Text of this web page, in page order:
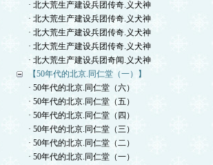
· 北大荒生产建设兵团传奇.义犬神
· 北大荒生产建设兵团传奇.义犬神
· 北大荒生产建设兵团传奇.义犬神
· 北大荒生产建设兵团传奇.义犬神
· 北大荒生产建设兵团奇闻.义犬神
【50年代的北京.同仁堂（一）】
· 50年代的北京.同仁堂（六）
· 50年代的北京.同仁堂（五）
· 50年代的北京.同仁堂（四）
· 50年代的北京.同仁堂（三）
· 50年代的北京.同仁堂（二）
· 50年代的北京.同仁堂（一）